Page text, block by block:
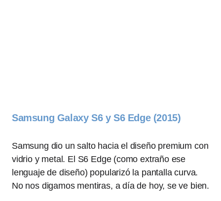
Samsung Galaxy S6 y S6 Edge (2015)
Samsung dio un salto hacia el diseño premium con
vidrio y metal. El S6 Edge (como extraño ese
lenguaje de diseño) popularizó la pantalla curva.
No nos digamos mentiras, a día de hoy, se ve bien.